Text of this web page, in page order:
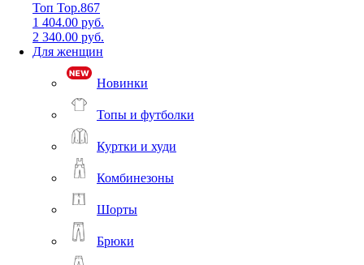
Топ Top.867
1 404.00 руб.
2 340.00 руб.
Для женщин
Новинки
Топы и футболки
Куртки и худи
Комбинезоны
Шорты
Брюки